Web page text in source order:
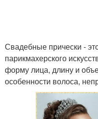
Свадебные прически -
парикмахерского
форму лица, длину и
особенности волоса,